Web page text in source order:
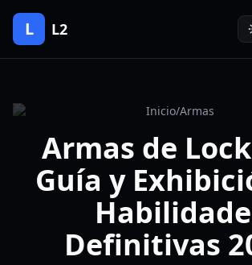
L L2
Inicio/Armas
Armas de
Guía y
Definitivas